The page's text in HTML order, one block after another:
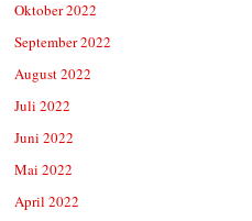
Oktober 2022
September 2022
August 2022
Juli 2022
Juni 2022
Mai 2022
April 2022